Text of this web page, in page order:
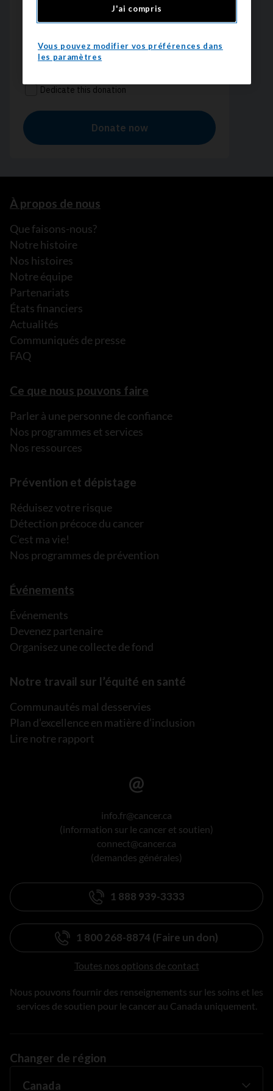
À propos de nous
Que faisons-nous?
Notre histoire
Nos histoires
Notre équipe
Partenariats
États financiers
Actualités
Communiqués de presse
FAQ
Ce que nous pouvons faire
Parler à une personne de confiance
Nos programmes et services
Nos ressources
Prévention et dépistage
Réduisez votre risque
Détection précoce du cancer
C’est ma vie!
Nos programmes de prévention
Événements
Événements
Devenez partenaire
Organisez une collecte de fond
Notre travail sur l’équité en santé
Communautés mal desservies
Plan d’excellence en matière d’inclusion
Lire notre rapport
info.fr@cancer.ca
(information sur le cancer et soutien)
connect@cancer.ca
(demandes générales)
1 888 939-3333
1 800 268-8874 (Faire un don)
Toutes nos options de contact
Nous pouvons fournir des renseignements sur les soins et les
services de soutien pour le cancer au Canada uniquement.
Changer de région
J'ai compris
Vous pouvez modifier vos préférences dans
les paramètres